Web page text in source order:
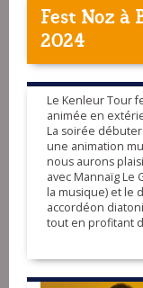
Fest Noz à
2024
Le Kenleur Tour
animée en
La soirée
une animation
nous aurons
avec Mannaïg Le
la musique) et le
accordéon
tout en profitant